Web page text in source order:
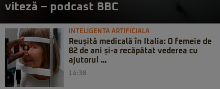
viteză – podcast BBC
INTELIGENTA ARTIFICIALA
Reușită medicală în Italia: O femeie de
82 de ani și-a recăpătat vederea cu
ajutorul ...
14:38